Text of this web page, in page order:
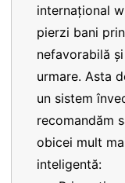
internațional
pierzi bani
nefavorabilă
urmare. Asta
un sistem
recomandăm
obicei mult
inteligentă: